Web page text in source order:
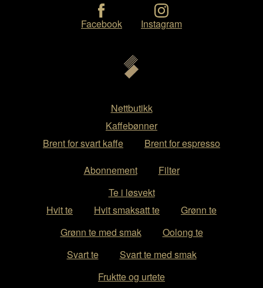
Facebook Instagram
Nettbutikk
Kaffebønner
Brent for svart kaffe
Brent for espresso
Abonnement
Filter
Te i løsvekt
Hvit te
Hvit smaksatt te
Grønn te
Grønn te med smak
Oolong te
Svart te
Svart te med smak
Fruktte og urtete